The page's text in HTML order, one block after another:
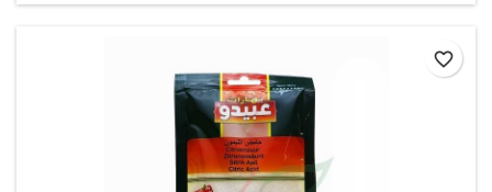
favorite_border